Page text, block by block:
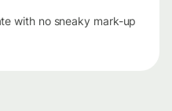
with no sneaky mark-up